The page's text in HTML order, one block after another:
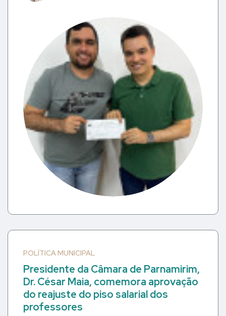
POLÍTICA MUNICIPAL
Presidente da Câmara de Parnamirim,
Dr. César Maia, comemora aprovação
do reajuste do piso salarial dos
professores